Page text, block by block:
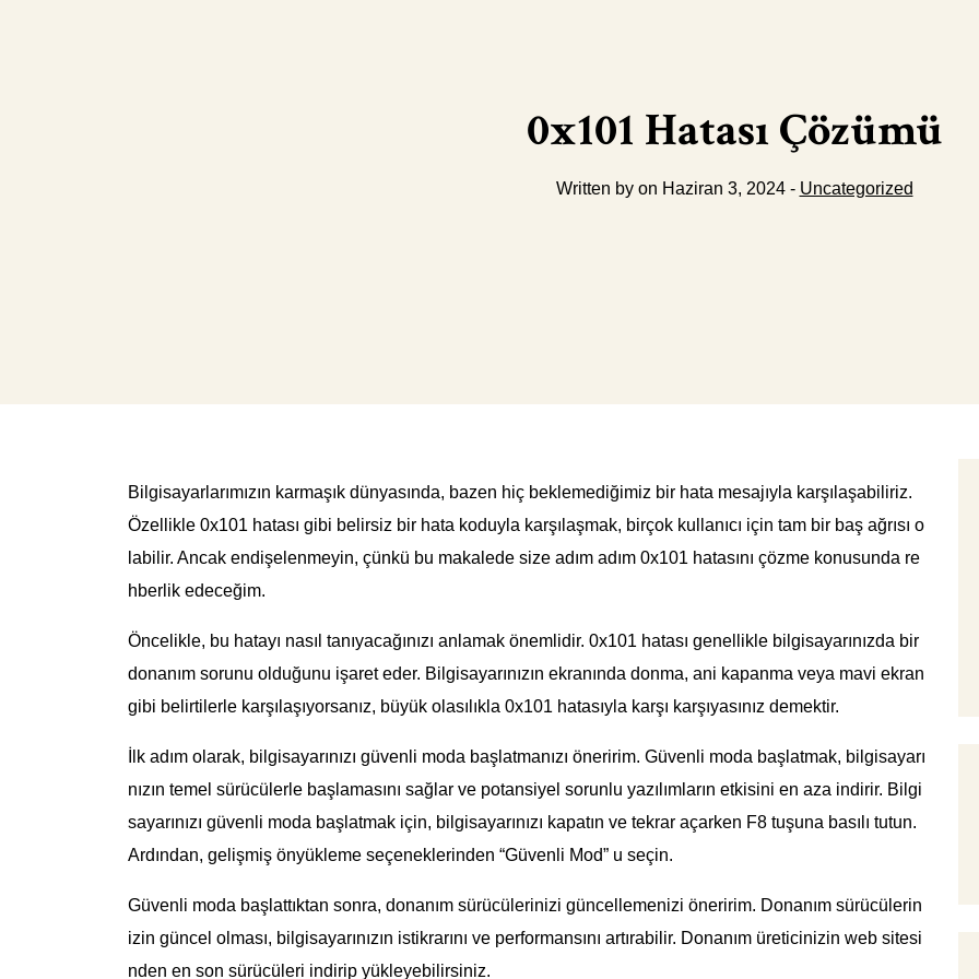
0x101 Hatası Çözümü
Written by on Haziran 3, 2024 - Uncategorized
Bilgisayarlarımızın karmaşık dünyasında, bazen hiç beklemediğimiz bir hata mesajıyla karşılaşabiliriz.
Özellikle 0x101 hatası gibi belirsiz bir hata koduyla karşılaşmak, birçok kullanıcı için tam bir baş ağrısı o
labilir. Ancak endişelenmeyin, çünkü bu makalede size adım adım 0x101 hatasını çözme konusunda re
hberlik edeceğim.
Öncelikle, bu hatayı nasıl tanıyacağınızı anlamak önemlidir. 0x101 hatası genellikle bilgisayarınızda bir
donanım sorunu olduğunu işaret eder. Bilgisayarınızın ekranında donma, ani kapanma veya mavi ekran
gibi belirtilerle karşılaşıyorsanız, büyük olasılıkla 0x101 hatasıyla karşı karşıyasınız demektir.
İlk adım olarak, bilgisayarınızı güvenli moda başlatmanızı öneririm. Güvenli moda başlatmak, bilgisayarı
nızın temel sürücülerle başlamasını sağlar ve potansiyel sorunlu yazılımların etkisini en aza indirir. Bilgi
sayarınızı güvenli moda başlatmak için, bilgisayarınızı kapatın ve tekrar açarken F8 tuşuna basılı tutun.
Ardından, gelişmiş önyükleme seçeneklerinden “Güvenli Mod” u seçin.
Güvenli moda başlattıktan sonra, donanım sürücülerinizi güncellemenizi öneririm. Donanım sürücülerin
izin güncel olması, bilgisayarınızın istikrarını ve performansını artırabilir. Donanım üreticinizin web sitesi
nden en son sürücüleri indirip yükleyebilirsiniz.